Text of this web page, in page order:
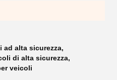
ad alta sicurezza,
di alta sicurezza,
veicoli